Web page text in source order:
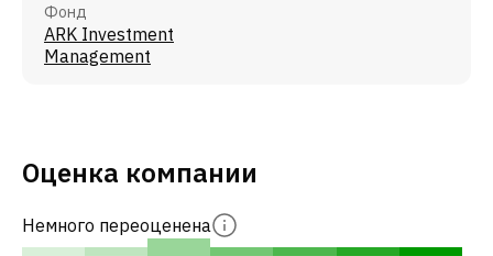
Фонд
ARK Investment
Management
Оценка компании
Немного переоценена